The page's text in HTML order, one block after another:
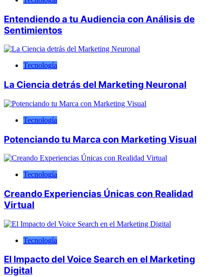
Entendiendo a tu Audiencia con Análisis de
Sentimientos
Tecnología
La Ciencia detrás del Marketing Neuronal
Tecnología
Potenciando tu Marca con Marketing Visual
Tecnología
Creando Experiencias Únicas con Realidad
Virtual
Tecnología
El Impacto del Voice Search en el Marketing
Digital